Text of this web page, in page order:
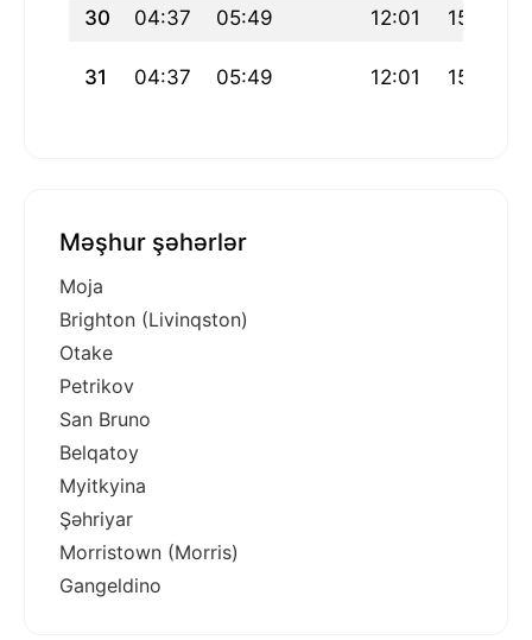
30 04:37 05:49 12:01 15:13
31 04:37 05:49 12:01 15:13
Məşhur şəhərlər
Moja
Brighton (Livinqston)
Otake
Petrikov
San Bruno
Belqatoy
Myitkyina
Şəhriyar
Morristown (Morris)
Gangeldino